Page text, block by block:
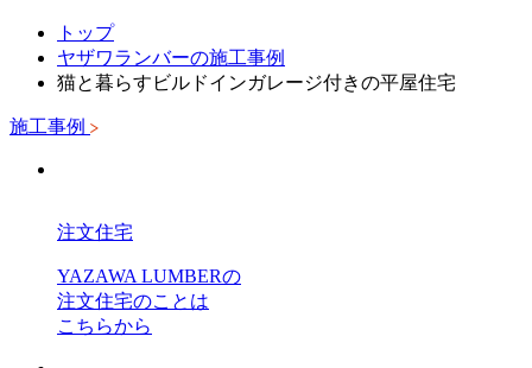
トップ
ヤザワランバーの施工事例
猫と暮らすビルドインガレージ付きの平屋住宅
施工事例
注文住宅
YAZAWA LUMBERの
注文住宅のことは
こちらから